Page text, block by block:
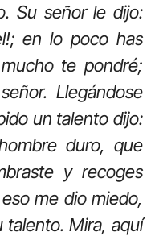
Su señor le dijo:
en lo poco has
te pondré;
Llegándose
un talento dijo:
duro, que
y recoges
me dio miedo,
talento. Mira, aquí